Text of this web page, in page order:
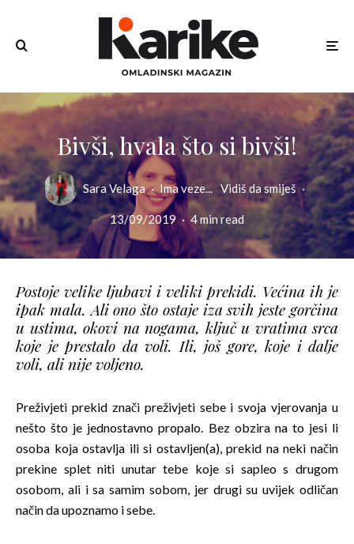
Bivši, hvala što si bivši!
Sara Velaga · Ima veze... Vidiš da smiješ ·
13/09/2019 · 4 min read
Postoje velike ljubavi i veliki prekidi. Većina ih je
ipak mala. Ali ono što ostaje iza svih jeste gorčina
u ustima, okovi na nogama, ključ u vratima srca
koje je prestalo da voli. Ili, još gore, koje i dalje
voli, ali nije voljeno.
Preživjeti prekid znači preživjeti sebe i svoja vjerovanja u
nešto što je jednostavno propalo. Bez obzira na to jesi li
osoba koja ostavlja ili si ostavljen(a), prekid na neki način
prekine splet niti unutar tebe koje si sapleo s drugom
osobom, ali i sa samim sobom, jer drugi su uvijek odličan
način da upoznamo i sebe.